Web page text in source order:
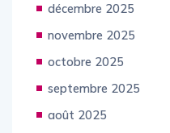
décembre 2025
novembre 2025
octobre 2025
septembre 2025
août 2025